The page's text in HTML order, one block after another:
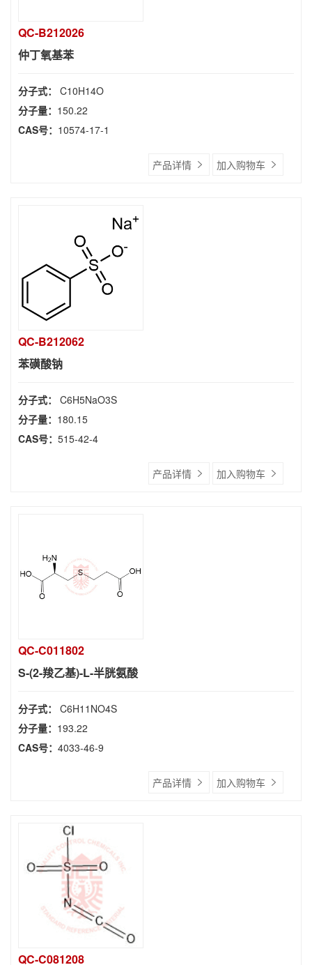
QC-B212026
仲丁氧基苯
分子式： C10H14O
分子量： 150.22
CAS号： 10574-17-1
产品详情 加入购物车
QC-B212062
苯磺酸钠
分子式： C6H5NaO3S
分子量： 180.15
CAS号： 515-42-4
产品详情 加入购物车
QC-C011802
S-(2-羧乙基)-L-半胱氨酸
分子式： C6H11NO4S
分子量： 193.22
CAS号： 4033-46-9
产品详情 加入购物车
QC-C081208